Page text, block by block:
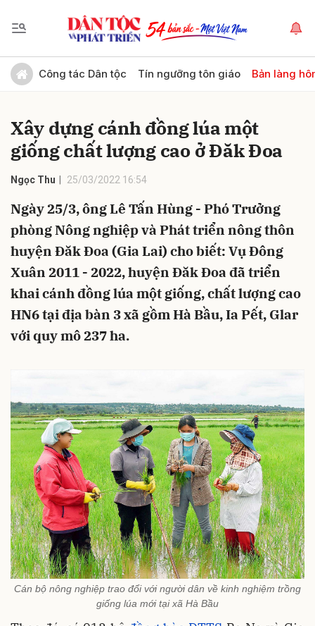
Công tác Dân tộc Tín ngưỡng tôn giáo Bản làng
Xây dựng cánh đồng lúa một
giống chất lượng cao ở Đăk Đoa
Ngọc Thu 25/03/2022 16:54
Ngày 25/3, ông Lê Tấn Hùng - Phó Trưởng
phòng Nông nghiệp và Phát triển nông thôn
huyện Đăk Đoa (Gia Lai) cho biết: Vụ Đông
Xuân 2011 - 2022, huyện Đăk Đoa đã triển
khai cánh đồng lúa một giống, chất lượng cao
HN6 tại địa bàn 3 xã gồm Hà Bầu, Ia Pết, Glar
với quy mô 237 ha.
Cán bộ nông nghiệp trao đổi với người dân về kinh nghiệm trồng
giống lúa mới tại xã Hà Bầu
Gửi bình luận
Hủy Gửi